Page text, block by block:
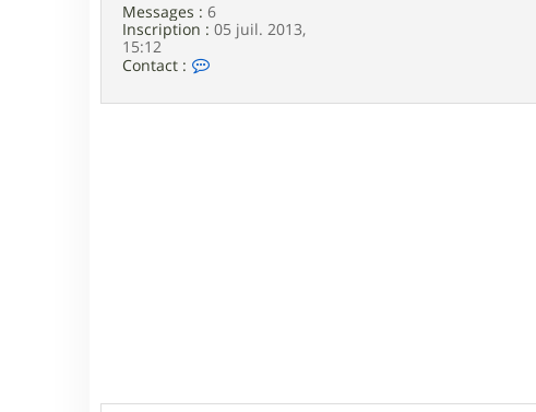
Messages : 6
Inscription : 05 juil. 2013,
15:12
Contact :